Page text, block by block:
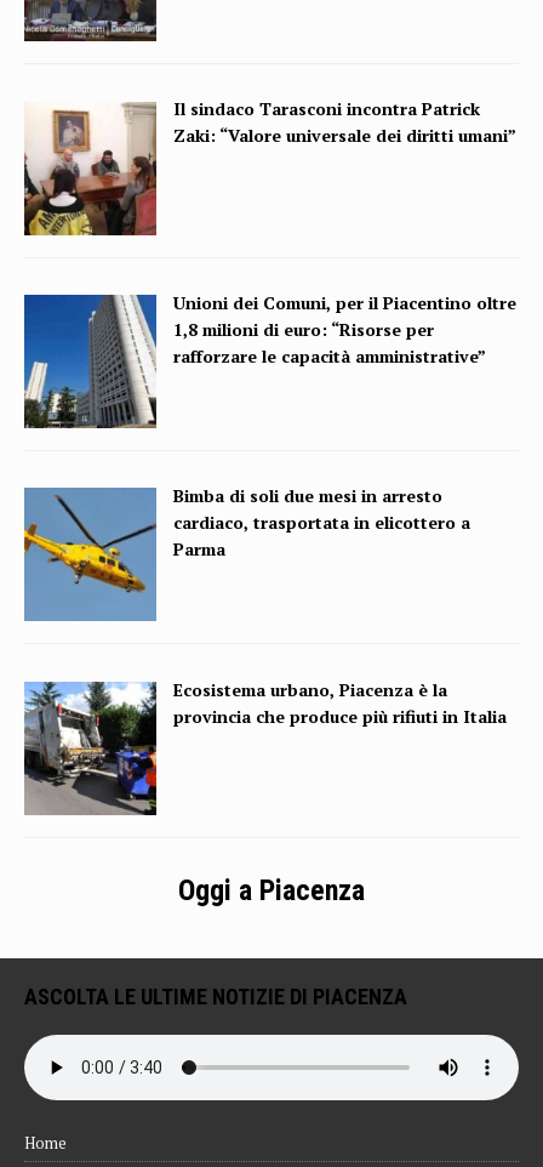
Il sindaco Tarasconi incontra Patrick
Zaki: “Valore universale dei diritti umani”
Unioni dei Comuni, per il Piacentino oltre
1,8 milioni di euro: “Risorse per
rafforzare le capacità amministrative”
Bimba di soli due mesi in arresto
cardiaco, trasportata in elicottero a
Parma
Ecosistema urbano, Piacenza è la
provincia che produce più rifiuti in Italia
Oggi a Piacenza
ASCOLTA LE ULTIME NOTIZIE DI PIACENZA
Home